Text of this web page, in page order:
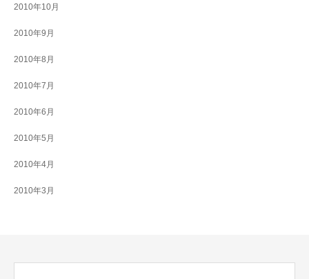
2010年10月
2010年9月
2010年8月
2010年7月
2010年6月
2010年5月
2010年4月
2010年3月